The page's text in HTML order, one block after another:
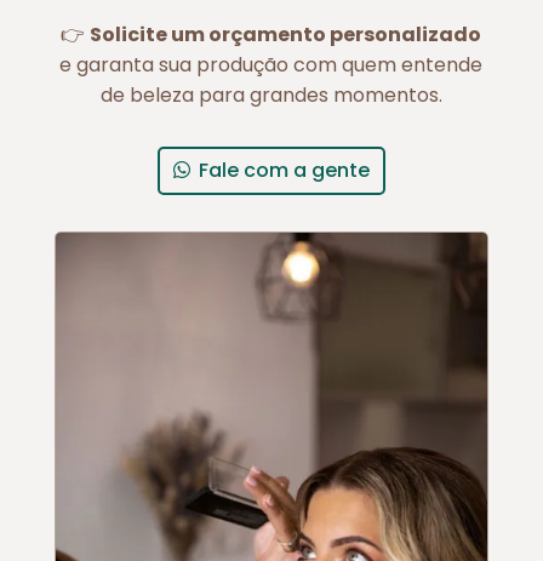
👉 Solicite um orçamento personalizado
e garanta sua produção com quem entende
de beleza para grandes momentos.
Fale com a gente